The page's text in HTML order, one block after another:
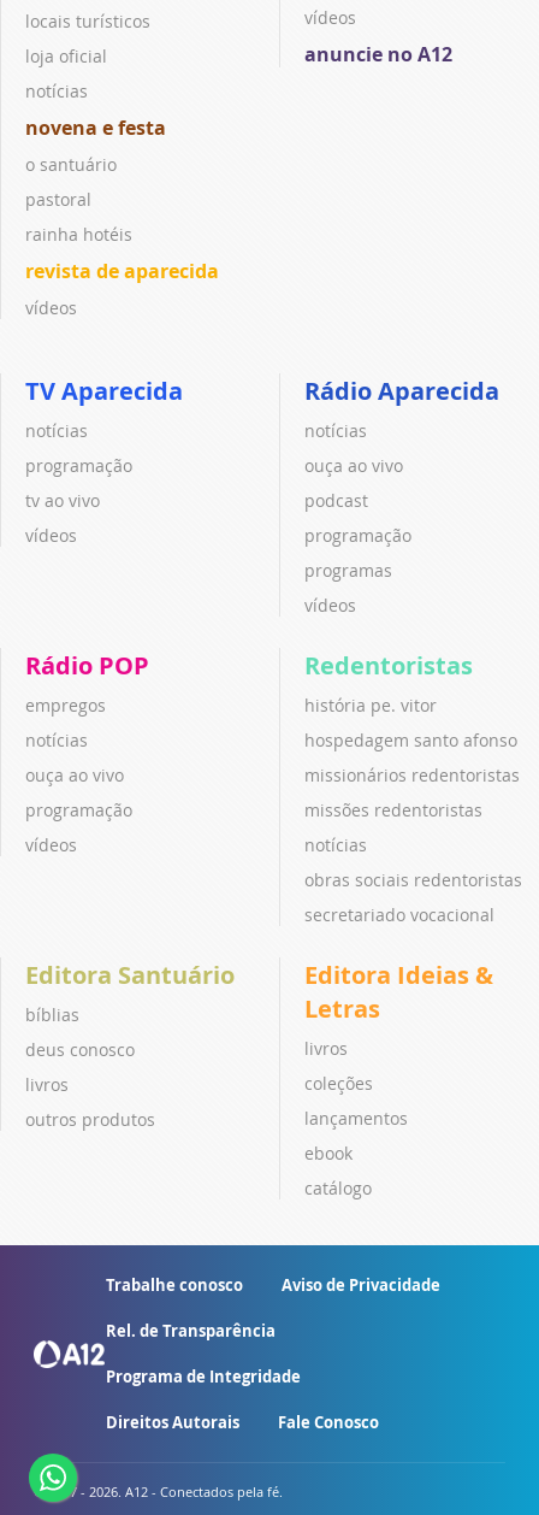
locais turísticos
loja oficial
notícias
novena e festa
o santuário
pastoral
rainha hotéis
revista de aparecida
vídeos
vídeos
anuncie no A12
TV Aparecida
notícias
programação
tv ao vivo
vídeos
Rádio Aparecida
notícias
ouça ao vivo
podcast
programação
programas
vídeos
Rádio POP
empregos
notícias
ouça ao vivo
programação
vídeos
Redentoristas
história pe. vitor
hospedagem santo afonso
missionários redentoristas
missões redentoristas
notícias
obras sociais redentoristas
secretariado vocacional
Editora Santuário
bíblias
deus conosco
livros
outros produtos
Editora Ideias &
Letras
livros
coleções
lançamentos
ebook
catálogo
Trabalhe conosco Aviso de Privacidade
Rel. de Transparência
Programa de Integridade
Direitos Autorais Fale Conosco
© 2007 - 2026. A12 - Conectados pela fé.